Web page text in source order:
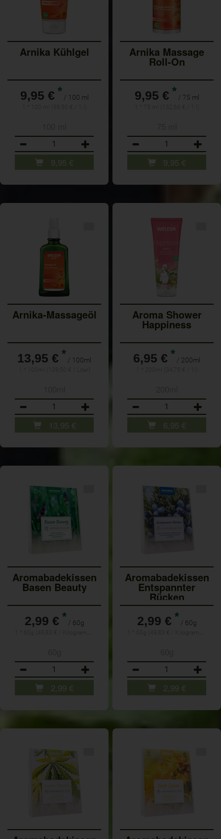
Arnika Kühlgel
9,95 € * / 100 ml
9,95 €
Arnika Massage
Roll-On
9,95 € * / 75 ml
9,95 €
Arnika-Massageöl
13,95 € * / 100ml
13,95 €
Aroma Shower
Happiness
6,95 € * / 200ml
6,95 €
Aromabadekissen
Basen Beauty
2,99 € * / 60g
2,99 €
Aromabadekissen
Entspannter
Rücken
2,99 € * / 60g
2,99 €